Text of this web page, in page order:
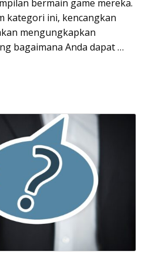
bermain game mereka.
kategori ini, kencangkan
mengungkapkan
bagaimana Anda dapat …